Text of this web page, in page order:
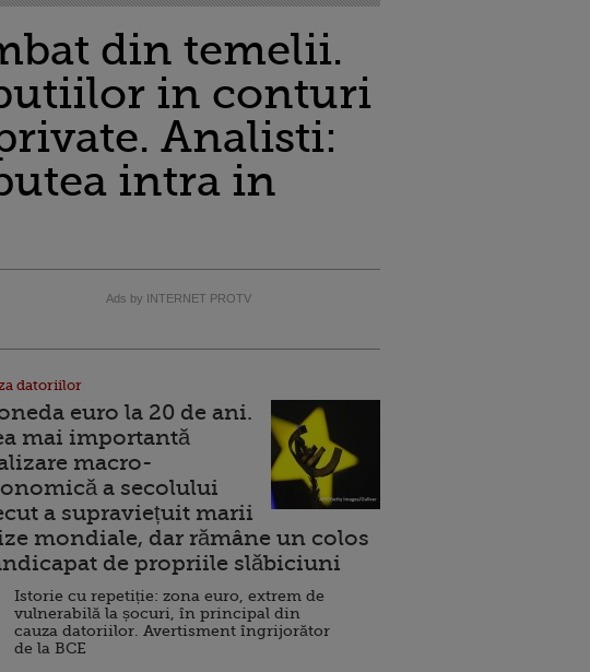
din temelii.
in conturi
Analisti:
intra in
Ads by INTERNET PROTV
datoriilor
euro la 20 de ani.
mai importantă
macro-
a secolului
a supraviețuit marii
mondiale, dar rămâne un colos
de propriile slăbiciuni
Istorie cu repetiție: zona euro, extrem de
vulnerabilă la șocuri, în principal din
cauza datoriilor. Avertisment îngrijorător
de la BCE